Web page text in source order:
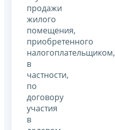
продажи
жилого
помещения,
приобретенного
налогоплательщиком,
в
частности,
по
договору
участия
в